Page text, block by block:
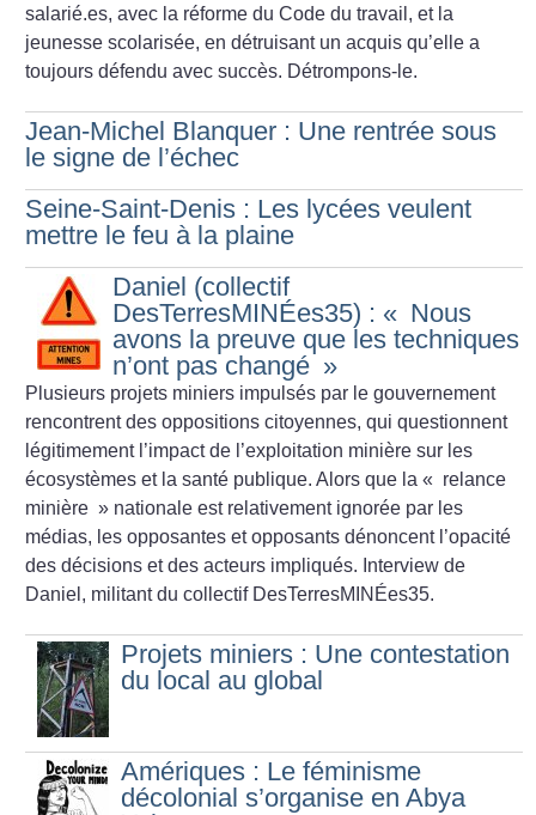
salarié.es, avec la réforme du Code du travail, et la
jeunesse scolarisée, en détruisant un acquis qu’elle a
toujours défendu avec succès. Détrompons-le.
Jean-Michel Blanquer : Une rentrée sous
le signe de l’échec
Seine-Saint-Denis : Les lycées veulent
mettre le feu à la plaine
Daniel (collectif
DesTerresMINÉes35) : « Nous
avons la preuve que les techniques
n’ont pas changé »
Plusieurs projets miniers impulsés par le gouvernement
rencontrent des oppositions citoyennes, qui questionnent
légitimement l’impact de l’exploitation minière sur les
écosystèmes et la santé publique. Alors que la « relance
minière » nationale est relativement ignorée par les
médias, les opposantes et opposants dénoncent l’opacité
des décisions et des acteurs impliqués. Interview de
Daniel, militant du collectif DesTerresMINÉes35.
Projets miniers : Une contestation
du local au global
Amériques : Le féminisme
décolonial s’organise en Abya